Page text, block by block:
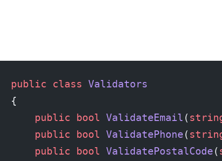
public class Validators
{
    public
bool ValidateEmail (
    public
bool ValidatePhone (
    public
bool ValidatePostalCode (